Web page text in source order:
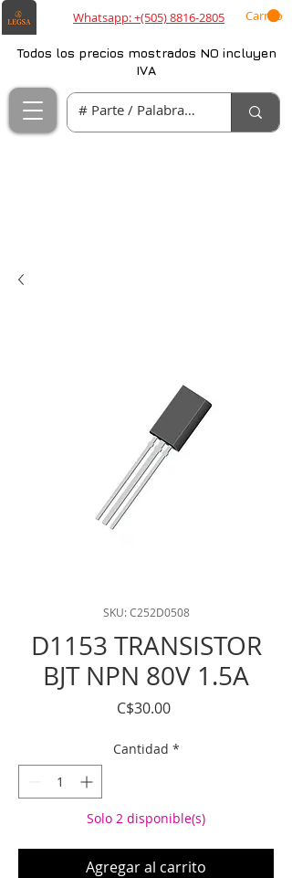
Whatsapp: +(505) 8816-2805 Carrito
Todos los precios mostrados NO incluyen
IVA
SKU: C252D0508
D1153 TRANSISTOR
BJT NPN 80V 1.5A
C$30.00Precio
Cantidad *
Solo 2 disponible(s)
Agregar al carrito